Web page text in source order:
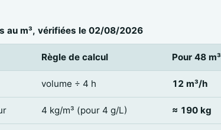
au m³, vérifiées le 02/08/2026
Règle de calcul Pour 48 m³
volume ÷ 4 h 12 m³/h
4 kg/m³ (pour 4 g/L) ≈ 190 kg